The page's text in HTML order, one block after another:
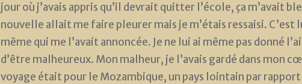
jour où j’avais appris qu’il devrait quitter l’école, ça m’avait
nouvelle allait me faire pleurer mais je m’étais ressaisi. C’est
même qui me l’avait annoncée. Je ne lui ai même pas donné
d’être malheureux. Mon malheur, je l’avais gardé dans mon
voyage était pour le Mozambique, un pays lointain par rapport